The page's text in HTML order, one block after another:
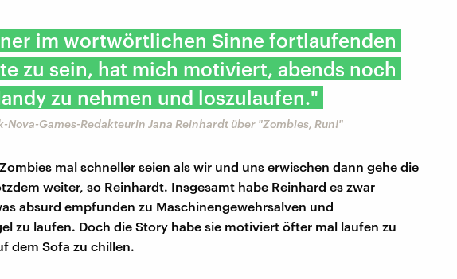
im wortwörtlichen Sinne fortlaufenden
zu sein, hat mich motiviert, abends noch
zu nehmen und loszulaufen."
Nova-Games-Redakteurin Jana Reinhardt über "Zombies, Run!"
mal schneller seien als wir und uns erwischen dann gehe die
weiter, so Reinhardt. Insgesamt habe Reinhard es zwar
absurd empfunden zu Maschinengewehrsalven und
zu laufen. Doch die Story habe sie motiviert öfter mal laufen zu
dem Sofa zu chillen.